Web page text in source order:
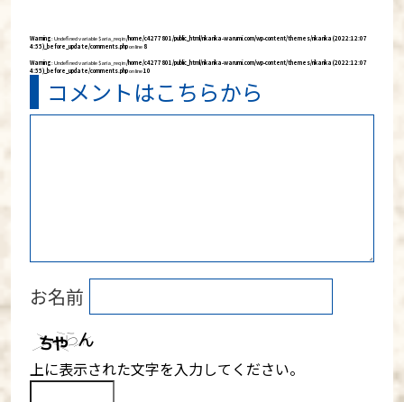
Warning: Undefined variable $aria_req in/home/c4277801/public_html/rikarika-warumi.com/wp-content/themes/rikarika (2022:12:07
4:55)_before_update/comments.phpon line 8
Warning: Undefined variable $aria_req in/home/c4277801/public_html/rikarika-warumi.com/wp-content/themes/rikarika (2022:12:07
4:55)_before_update/comments.phpon line10
コメントはこちらから
お名前
上に表示された文字を入力してください。